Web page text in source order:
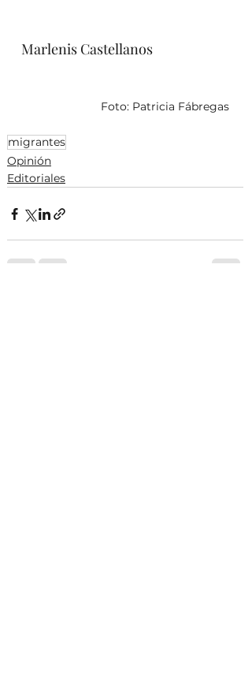
Marlenis Castellanos
Foto: Patricia Fábregas
migrantes
Opinión
Editoriales